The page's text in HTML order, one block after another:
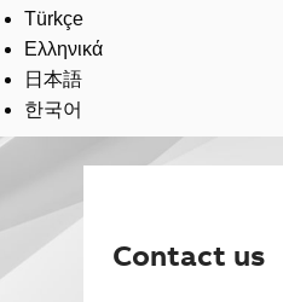
Türkçe
Ελληνικά
日本語
한국어
Contact us